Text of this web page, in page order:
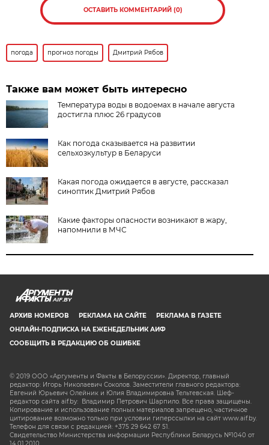
ОСТАВИТЬ КОММЕНТАРИЙ (0)
погода прогноз погоды Дмитрий Рябов
Также вам может быть интересно
Температура воды в водоемах в начале августа
достигла плюс 26 градусов
Как погода сказывается на развитии
сельхозкультур в Беларуси
Какая погода ожидается в августе, рассказал
синоптик Дмитрий Рябов
Какие факторы опасности возникают в жару,
напомнили в МЧС
AIF.BY
АРХИВ НОМЕРОВ РЕКЛАМА НА САЙТЕ
РЕКЛАМА В ГАЗЕТЕ
ОНЛАЙН-ПОДПИСКА НА ЕЖЕНЕДЕЛЬНИК АИФ
СООБЩИТЬ В РЕДАКЦИЮ ОБ ОШИБКЕ
© 2019 ООО «Аргументы и Факты в Белоруссии». Директор, главный
редактор: Игорь Николаевич Соколов. Заместители главного редактора:
Евгений Юрьевич Олейник и Юлия Владимировна Тельтевская. Шеф-
редактор сайта aif.by: Владимир Петрович Шарпило. Все права защищены.
Копирование и использование полных материалов запрещено, частичное
цитирование возможно только при условии гиперссылки на сайт www.aif.by.
Телефон для связи с редакцией: +375 29 642 67 51.
Свидетельство Министерства информации Республики Беларусь №1040 от
14.01.2010